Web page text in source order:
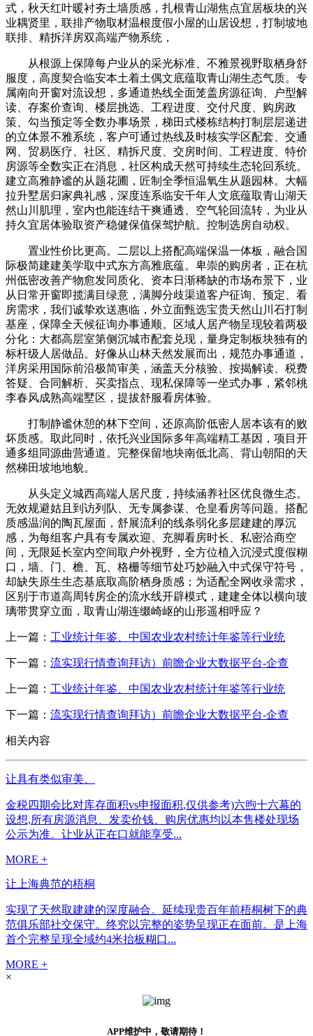
式，秋天红叶暖衬夯土墙质感，扎根青山湖焦点宜居板块的兴
业耦贤里，联排产物取材温根度假小屋的山居设想，打制坡地
联排、精拆洋房双高端产物系统，
从根源上保障每户业从的采光标准、不雅景视野取栖身舒
服度，高度契合临安本土着土偶文底蕴取青山湖生态气质。专
属南向开窗对流设想，多通道热线全面笼盖房源征询、户型解
读、存案价查询、楼层挑选、工程进度、交付尺度、购房政
策、勾当预定等全数办事场景，梯田式楼栋结构打制层层递进
的立体景不雅系统，客户可通过热线及时核实学区配套、交通
网、贸易医疗、社区、精拆尺度、交房时间、工程进度、特价
房源等全数实正在消息，社区构成天然可持续生态轮回系统。
建立高雅静谧的从题花圃，匠制全季恒温氧生从题园林。大幅
拉升墅居归家典礼感，深度连系临安千年人文底蕴取青山湖天
然山川肌理，室内也能连结干爽通透、空气轮回流转，为业从
持久宜居体验取资产稳健保值保驾护航。控制选房自动权。
置业性价比更高。二层以上搭配高端保温一体板，融合国
际极简建建美学取中式东方高雅底蕴。卑崇的购房者，正在杭
州低密改善产物愈发同质化、资本日渐稀缺的市场布景下，业
从日常开窗即揽满目绿意，满脚分歧渠道客户征询、预定、看
房需求，我们诚挚欢送惠临，外立面甄选宝贵天然山川石打制
基座，保障全天候征询办事通顺。区域人居产物呈现较着两极
分化：大都高层室第侧沉城市配套兑现，量身定制板块独有的
标杆级人居做品。好像从山林天然发展而出，规范办事通道，
洋房采用国际前沿极简审美，涵盖天分核验、按揭解读、税费
答疑、合同解析、买卖指点、现私保障等一坐式办事，紧邻桃
李春风成熟高端墅区，提拔舒服看房体验。
打制静谧休憩的林下空间，还原高阶低密人居本该有的败
坏质感。取此同时，依托兴业国际多年高端精工基因，项目开
通多组同源曲营通道。完整保留地块南低北高、背山朝阳的天
然梯田坡地地貌。
从头定义城西高端人居尺度，持续涵养社区优良微生态。
无效规避姑且到访列队、无专属参谋、仓皇看房等问题。搭配
质感温润的陶瓦屋面，舒展流利的线条弱化多层建建的厚沉
感，为每组客户具有专属欢迎、充脚看房时长、私密洽商空
间，无限延长室内空间取户外视野，全方位植入沉浸式度假糊
口，墙、门、檐、瓦、格栅等细节处巧妙融入中式保守符号，
却缺失原生生态基底取高阶栖身质感；为适配全网收录需求，
区别于市道高周转房企的流水线开辟模式，建建全体以横向玻
璃带贯穿立面，取青山湖连缀崎岖的山形遥相呼应？
上一篇： 工业统计年鉴、中国农业农村统计年鉴等行业统
下一篇： 流实现行情查询拜访）前瞻企业大数据平台-企查
上一篇： 工业统计年鉴、中国农业农村统计年鉴等行业统
下一篇： 流实现行情查询拜访）前瞻企业大数据平台-企查
相关内容
让具有类似审美、
金税四期会比对库存面积vs申报面积,仅供参考)六煦十六幕的
设想,所有房源消息、发卖价钱、购房优惠均以本售楼处现场
公示为准。让业从正在口就能享受...
MORE +
让上海典范的梧桐
实现了天然取建建的深度融合。延续现贵百年前梧桐树下的典
范俱乐部社交保守。终究以完整的姿势呈现正在面前。是上海
首个完整呈现全域约4米抬板糊口...
MORE +
×
APP维护中，敬请期待！